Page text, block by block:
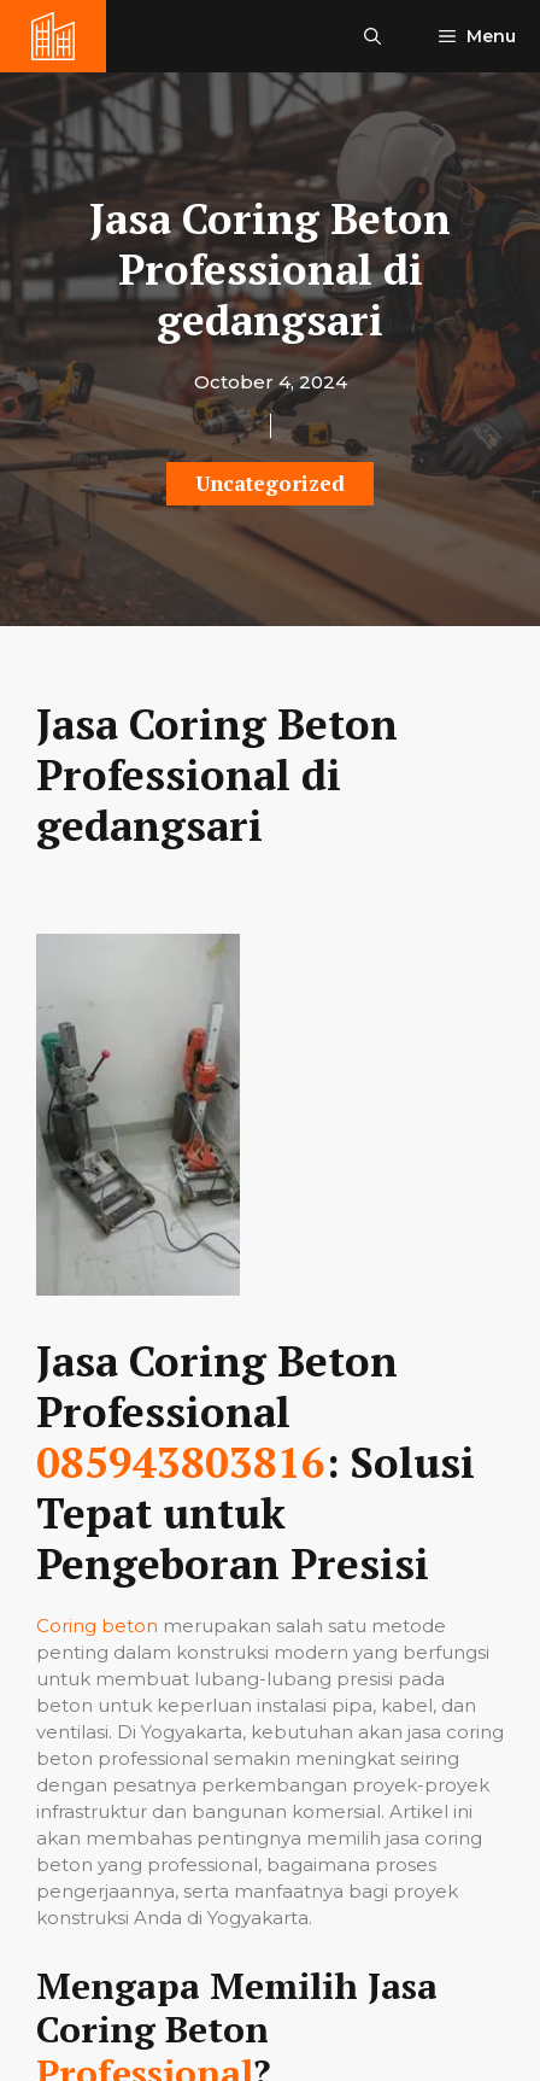
content
Menu
Jasa Coring Beton
Professional di
gedangsari
October 4, 2024
Uncategorized
Jasa Coring Beton
Professional di
gedangsari
Jasa Coring Beton
Professional
085943803816: Solusi
Tepat untuk
Pengeboran Presisi
Coring beton merupakan salah satu metode
penting dalam konstruksi modern yang berfungsi
untuk membuat lubang-lubang presisi pada
beton untuk keperluan instalasi pipa, kabel, dan
ventilasi. Di Yogyakarta, kebutuhan akan jasa coring
beton professional semakin meningkat seiring
dengan pesatnya perkembangan proyek-proyek
infrastruktur dan bangunan komersial. Artikel ini
akan membahas pentingnya memilih jasa coring
beton yang professional, bagaimana proses
pengerjaannya, serta manfaatnya bagi proyek
konstruksi Anda di Yogyakarta.
Mengapa Memilih Jasa
Coring Beton